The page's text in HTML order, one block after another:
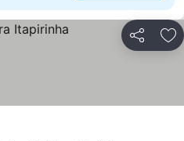
Partilhar